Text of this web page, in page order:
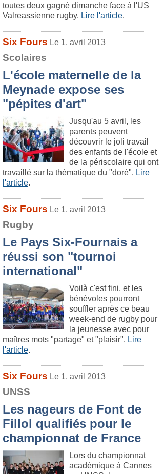
toutes deux gagné dimanche face à l'US
Valreassienne rugby. Lire l'article.
Six Fours Le 1. avril 2013
Scolaires
L'école maternelle de la
Meynade expose ses
"pépites d'art"
Jusqu'au 5 avril, les
parents peuvent
découvrir le joli travail
des enfants de l'école et
de la périscolaire qui ont
travaillé sur la thématique du "doré". Lire
l'article.
Six Fours Le 1. avril 2013
Rugby
Le Pays Six-Fournais a
réussi son "tournoi
international"
Voilà c'est fini, et les
bénévoles pourront
souffler après ce beau
week-end de rugby pour
la jeunesse avec pour
maîtres mots "partage" et "plaisir". Lire
l'article.
Six Fours Le 1. avril 2013
UNSS
Les nageurs de Font de
Fillol qualifiés pour le
championnat de France
Lors du championnat
académique à Cannes